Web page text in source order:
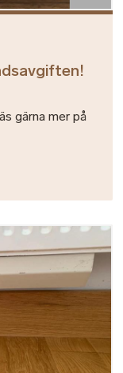
gärna mer på